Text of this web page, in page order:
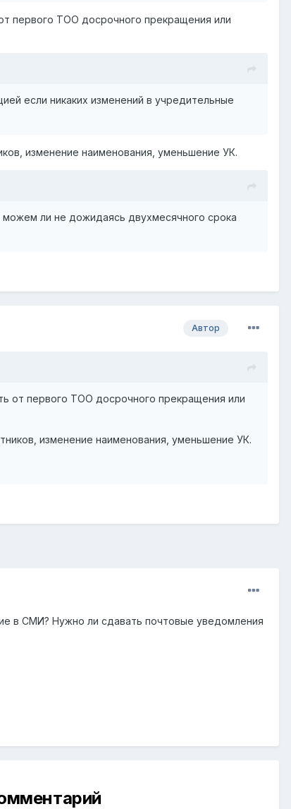
первого ТОО досрочного прекращения или
если никаких изменений в учредительные
изменение наименования, уменьшение УК.
можем ли не дожидаясь двухмесячного срока
Автор
от первого ТОО досрочного прекращения или
изменение наименования, уменьшение УК.
в СМИ? Нужно ли сдавать почтовые уведомления